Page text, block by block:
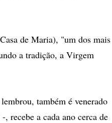
de Maria), "um dos mais
a tradição, a Virgem
também é venerado
recebe a cada ano cerca de